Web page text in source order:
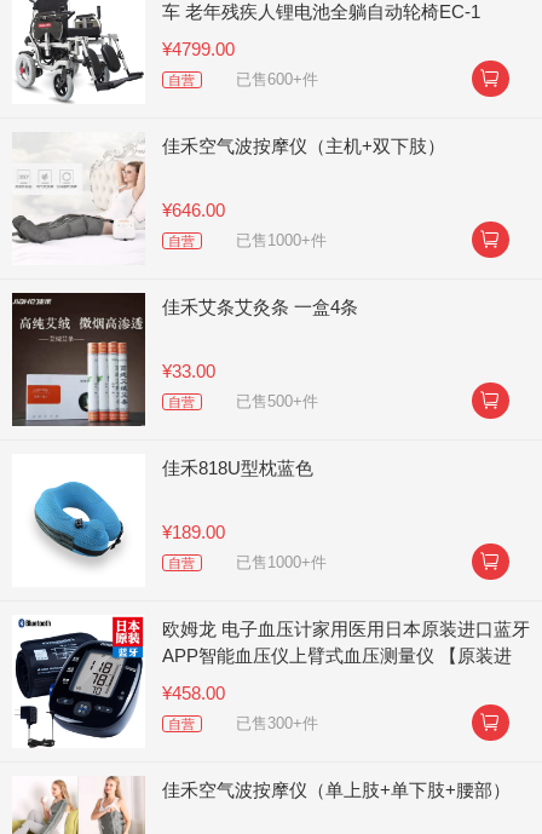
车 老年残疾人锂电池全躺自动轮椅EC-1
¥4799.00
自营 已售600+件 
佳禾空气波按摩仪（主机+双下肢）
¥646.00
自营 已售1000+件 
佳禾艾条艾灸条 一盒4条
¥33.00
自营 已售500+件 
佳禾818U型枕蓝色
¥189.00
自营 已售1000+件 
欧姆龙 电子血压计家用医用日本原装进口蓝牙
APP智能血压仪上臂式血压测量仪 【原装进
口】J750
¥458.00
自营 已售300+件 
佳禾空气波按摩仪（单上肢+单下肢+腰部）